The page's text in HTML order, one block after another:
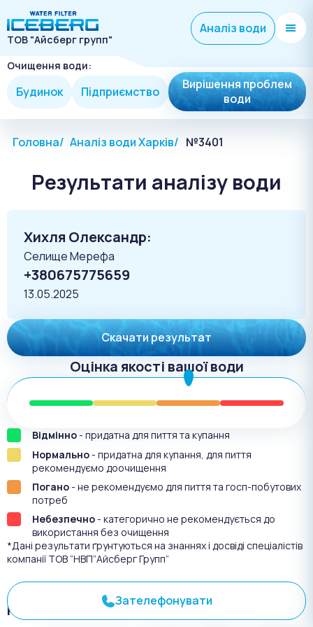
ТОВ "Айсберг групп"
Аналіз води
Очищення води:
Будинок Підприємство
Вирішення проблем
води
Головна Аналіз води Харків №3401
Результати аналізу води
Хихля Олександр:
Селище Мерефа
+380675775659
13.05.2025
Скачати результат
Оцінка якості вашої води
Відмінно- придатна для пиття та купання
Нормально- придатна для купання, для пиття
рекомендуємо доочищення
Погано- не рекомендуємо для пиття та госп-побутових
потреб
Небезпечно- категорично не рекомендується до
використання без очищення
*Дані результати ґрунтуються на знаннях і досвіді спеціалістів
компанії ТОВ “НВП”Айсберг Групп”
Результат аналіза №3401
Зателефонувати